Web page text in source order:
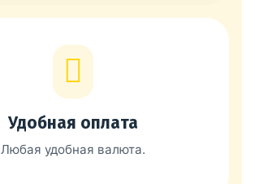
Удобная оплата
Любая удобная валюта.